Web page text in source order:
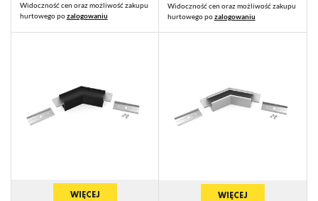
Widoczność cen oraz możliwość zakupu
hurtowego pozalogowaniu
Widoczność cen oraz możliwość zakupu
hurtowego pozalogowaniu
WIĘCEJ WIĘCEJ